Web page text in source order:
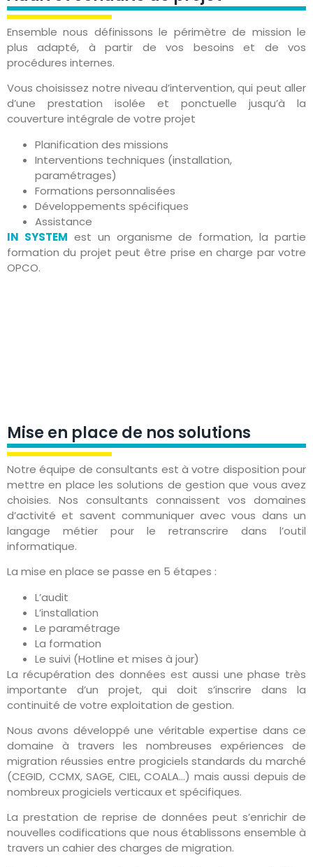
Ensemble nous définissons le périmètre de mission le
plus adapté, à partir de vos besoins et de vos
procédures internes.
Vous choisissez notre niveau d’intervention, qui peut aller
d’une prestation isolée et ponctuelle jusqu’à la
couverture intégrale de votre projet
Planification des missions
Interventions techniques (installation,
paramétrages)
Formations personnalisées
Développements spécifiques
Assistance
IN SYSTEM est un organisme de formation, la partie
formation du projet peut être prise en charge par votre
OPCO.
Mise en place de nos solutions
Notre équipe de consultants est à votre disposition pour
mettre en place les solutions de gestion que vous avez
choisies. Nos consultants connaissent vos domaines
d’activité et savent communiquer avec vous dans un
langage métier pour le retranscrire dans l’outil
informatique.
La mise en place se passe en 5 étapes :
L’audit
L’installation
Le paramétrage
La formation
Le suivi (Hotline et mises à jour)
La récupération des données est aussi une phase très
importante d’un projet, qui doit s’inscrire dans la
continuité de votre exploitation de gestion.
Nous avons développé une véritable expertise dans ce
domaine à travers les nombreuses expériences de
migration réussies entre progiciels standards du marché
(CEGID, CCMX, SAGE, CIEL, COALA…) mais aussi depuis de
nombreux progiciels verticaux et spécifiques.
La prestation de reprise de données peut s’enrichir de
nouvelles codifications que nous établissons ensemble à
travers un cahier des charges de migration.